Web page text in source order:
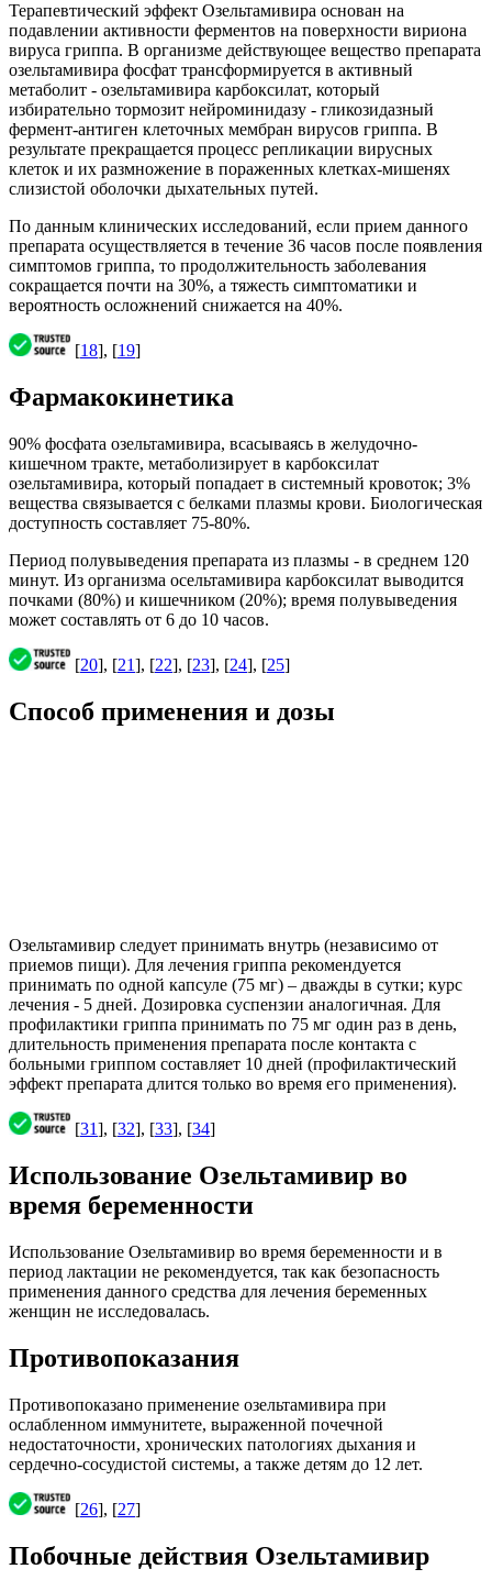
Терапевтический эффект Озельтамивира основан на
подавлении активности ферментов на поверхности вириона
вируса гриппа. В организме действующее вещество препарата
озельтамивира фосфат трансформируется в активный
метаболит - озельтамивира карбоксилат, который
избирательно тормозит нейроминидазу - гликозидазный
фермент-антиген клеточных мембран вирусов гриппа. В
результате прекращается процесс репликации вирусных
клеток и их размножение в пораженных клетках-мишенях
слизистой оболочки дыхательных путей.
По данным клинических исследований, если прием данного
препарата осуществляется в течение 36 часов после появления
симптомов гриппа, то продолжительность заболевания
сокращается почти на 30%, а тяжесть симптоматики и
вероятность осложнений снижается на 40%.
[18], [19]
Фармакокинетика
90% фосфата озельтамивира, всасываясь в желудочно-
кишечном тракте, метаболизирует в карбоксилат
озельтамивира, который попадает в системный кровоток; 3%
вещества связывается с белками плазмы крови. Биологическая
доступность составляет 75-80%.
Период полувыведения препарата из плазмы - в среднем 120
минут. Из организма осельтамивира карбоксилат выводится
почками (80%) и кишечником (20%); время полувыведения
может составлять от 6 до 10 часов.
[20], [21], [22], [23], [24], [25]
Способ применения и дозы
Озельтамивир следует принимать внутрь (независимо от
приемов пищи). Для лечения гриппа рекомендуется
принимать по одной капсуле (75 мг) – дважды в сутки; курс
лечения - 5 дней. Дозировка суспензии аналогичная. Для
профилактики гриппа принимать по 75 мг один раз в день,
длительность применения препарата после контакта с
больными гриппом составляет 10 дней (профилактический
эффект препарата длится только во время его применения).
[31], [32], [33], [34]
Использование Озельтамивир во
время беременности
Использование Озельтамивир во время беременности и в
период лактации не рекомендуется, так как безопасность
применения данного средства для лечения беременных
женщин не исследовалась.
Противопоказания
Противопоказано применение озельтамивира при
ослабленном иммунитете, выраженной почечной
недостаточности, хронических патологиях дыхания и
сердечно-сосудистой системы, а также детям до 12 лет.
[26], [27]
Побочные действия Озельтамивир